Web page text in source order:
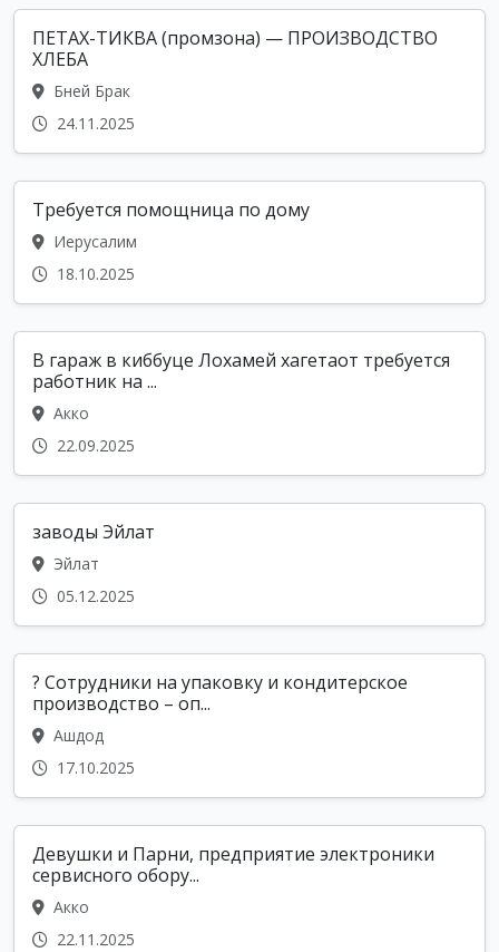
ПЕТАХ-ТИКВА (промзона) — ПРОИЗВОДСТВО
ХЛЕБА
Бней Брак
24.11.2025
Требуется помощница по дому
Иерусалим
18.10.2025
В гараж в киббуце Лохамей хагетаот требуется
работник на ...
Акко
22.09.2025
заводы Эйлат
Эйлат
05.12.2025
? Сотрудники на упаковку и кондитерское
производство – оп...
Ашдод
17.10.2025
Девушки и Парни, предприятие электроники
сервисного обору...
Акко
22.11.2025